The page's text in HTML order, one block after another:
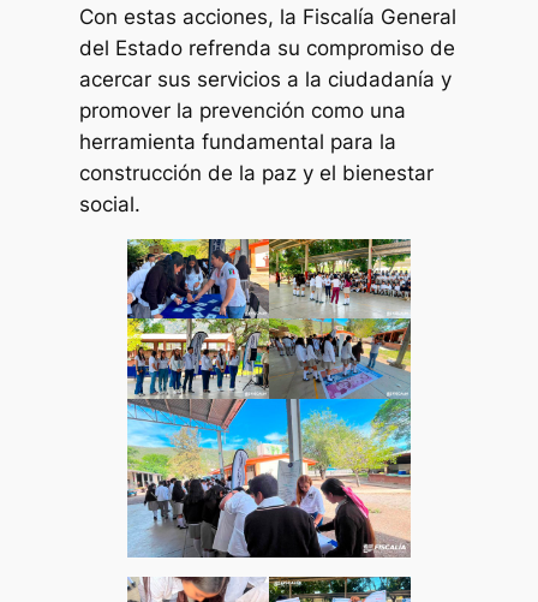
Con estas acciones, la Fiscalía General
del Estado refrenda su compromiso de
acercar sus servicios a la ciudadanía y
promover la prevención como una
herramienta fundamental para la
construcción de la paz y el bienestar
social.